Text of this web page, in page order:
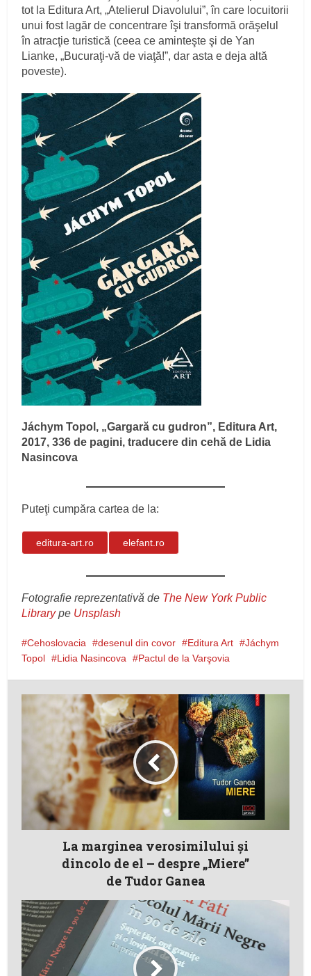
tot la Editura Art, „Atelierul Diavolului”, în care locuitorii
unui fost lagăr de concentrare îşi transformă orăşelul
în atracţie turistică (ceea ce aminteşte şi de Yan
Lianke, „Bucuraţi-vă de viaţă!”, dar asta e deja altă
poveste).
Jáchym Topol, „Gargară cu gudron”, Editura Art,
2017, 336 de pagini, traducere din cehă de Lidia
Nasincova
Puteţi cumpăra cartea de la:
editura-art.ro elefant.ro
Fotografie reprezentativă de The New York Public
Librarype Unsplash
Cehoslovacia desenul din covor Editura Art
Jáchym
Topol
Lidia Nasincova Pactul de la Varşovia
La marginea verosimilului şi
dincolo de el – despre „Miere”
de Tudor Ganea